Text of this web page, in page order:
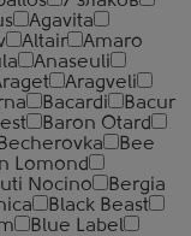
Agavita
Altair
Amaro
Anaseuli
Aragveli
Bacardi
Bacur
Baron Otard
Becherovka
Bee
Lomond
Nocino
Bergia
Black Beast
Blue Label